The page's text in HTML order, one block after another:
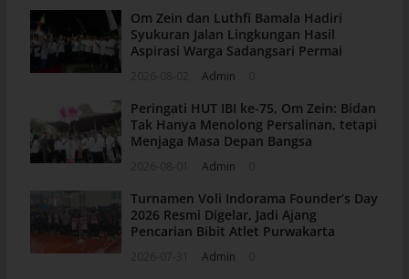
Om Zein dan Luthfi Bamala Hadiri
Syukuran Jalan Lingkungan Hasil
Aspirasi Warga Sadangsari Permai
Admin
Peringati HUT IBI ke-75, Om Zein: Bidan
Tak Hanya Menolong Persalinan, tetapi
Menjaga Masa Depan Bangsa
Admin
Turnamen Voli Indorama Founder’s Day
2026 Resmi Digelar, Jadi Ajang
Pencarian Bibit Atlet Purwakarta
Admin